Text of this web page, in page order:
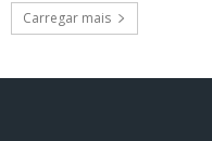
Carregar mais